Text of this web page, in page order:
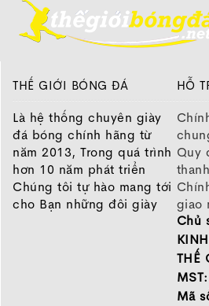
lựa chọn hàng đầu cho những
giác bóng chân thật, sự thoải
THẾ GIỚI BÓNG ĐÁ
Là hệ thống chuyên giày
đá bóng chính hãng từ
năm 2013, Trong quá trình
hơn 10 năm phát triển
Chúng tôi tự hào mang tới
cho Bạn những đôi giày
HỖ
Quy
giao
tin
Chủ
THẾ
Mã